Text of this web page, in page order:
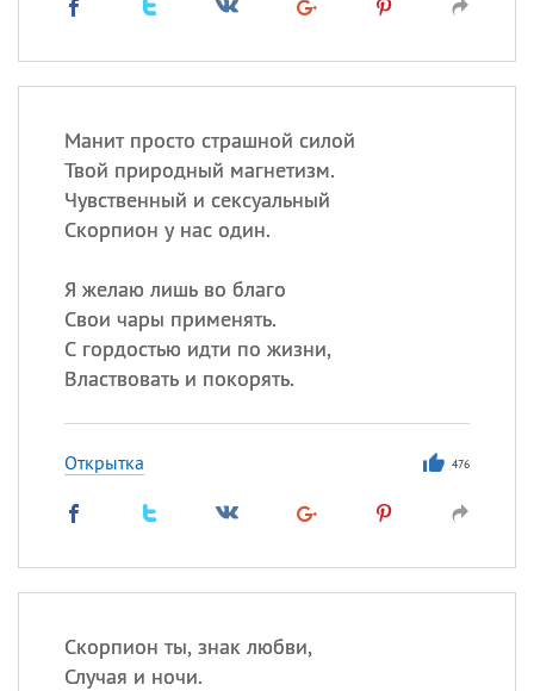
Манит просто страшной силой
Твой природный магнетизм.
Чувственный и сексуальный
Скорпион у нас один.
Я желаю лишь во благо
Свои чары применять.
С гордостью идти по жизни,
Властвовать и покорять.
Открытка 476
Скорпион ты, знак любви,
Случая и ночи.